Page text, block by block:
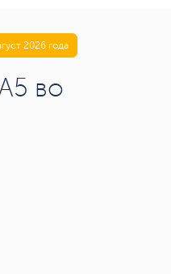
2026 года
во